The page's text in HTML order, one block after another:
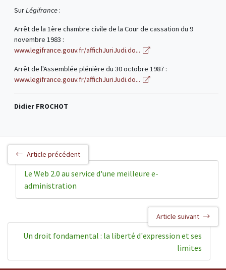
SurLégifrance:
Arrêt de la 1ère chambre civile de la Cour de cassation du 9
novembre 1983 :
www.legifrance.gouv.fr/affichJuriJudi.do...
Arrêt de l'Assemblée plénière du 30 octobre 1987 :
www.legifrance.gouv.fr/affichJuriJudi.do...
Didier FROCHOT
Article précédent
Le Web 2.0 au service d'une meilleure e-
administration
Article suivant
Un droit fondamental : la liberté d'expression et ses
limites